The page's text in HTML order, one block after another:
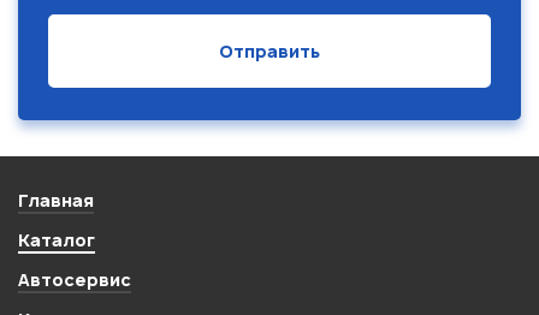
Главная
Каталог
Автосервис